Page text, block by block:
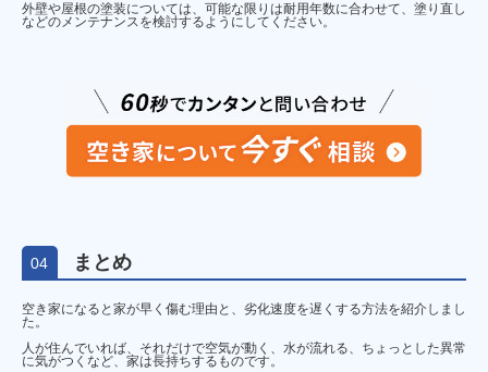
外壁や屋根の塗装については、可能な限りは耐用年数に合わせて、塗り直し
などのメンテナンスを検討するようにしてください。
04 まとめ
空き家になると家が早く傷む理由と、劣化速度を遅くする方法を紹介しまし
た。
人が住んでいれば、それだけで空気が動く、水が流れる、ちょっとした異常
に気がつくなど、家は長持ちするものです。